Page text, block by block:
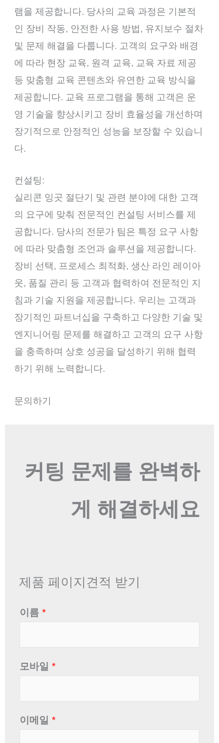
램을 제공합니다. 당사의 교육 과정은 기본적
인 장비 작동, 안전한 사용 방법, 유지보수 절차
및 문제 해결을 다룹니다. 고객의 요구와 배경
에 따라 현장 교육, 원격 교육, 교육 자료 제공
등 맞춤형 교육 콘텐츠와 유연한 교육 방식을
제공합니다. 교육 프로그램을 통해 고객은 운
영 기술을 향상시키고 장비 효율성을 개선하며
장기적으로 안정적인 성능을 보장할 수 있습니
다.
컨설팅:
실리콘 잉곳 절단기 및 관련 분야에 대한 고객
의 요구에 맞춰 전문적인 컨설팅 서비스를 제
공합니다. 당사의 전문가 팀은 특정 요구 사항
에 따라 맞춤형 조언과 솔루션을 제공합니다.
장비 선택, 프로세스 최적화, 생산 라인 레이아
웃, 품질 관리 등 고객과 협력하여 전문적인 지
침과 기술 지원을 제공합니다. 우리는 고객과
장기적인 파트너십을 구축하고 다양한 기술 및
엔지니어링 문제를 해결하고 고객의 요구 사항
을 충족하며 상호 성공을 달성하기 위해 협력
하기 위해 노력합니다.
문의하기
커팅 문제를 완벽하
게 해결하세요
제품 페이지견적 받기
이름*
모바일*
이메일*